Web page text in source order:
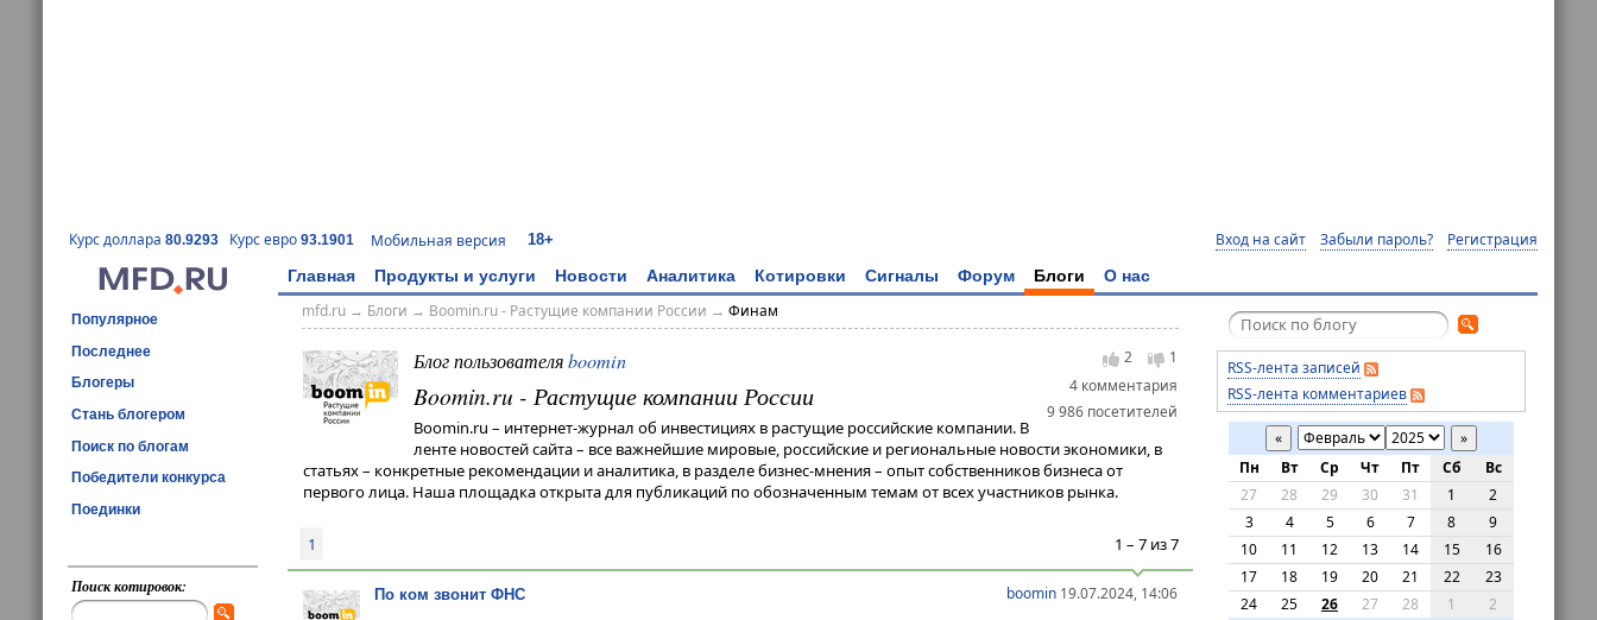
Курс доллара 80.9293 Курс евро 93.1901 Мобильная версия 18+ Вход на сайт Забыли пароль? Регистрация
Главная Продукты и услуги Новости Аналитика Котировки Сигналы Форум Блоги О нас
Популярное
Последнее
Блогеры
Стань блогером
Поиск по блогам
Победители конкурса
Поединки
Поиск котировок:
mfd.ru→ Блоги → Boomin.ru - Растущие компании России → Финам
2
1
4 комментария
9 986 посетителей
Блог пользователяboomin
Boomin.ru - Растущие компании России
Boomin.ru – интернет-журнал об инвестициях в растущие российские компании. В
ленте новостей сайта – все важнейшие мировые, российские и региональные новости экономики, в
статьях – конкретные рекомендации и аналитика, в разделе бизнес-мнения – опыт собственников бизнеса от
первого лица. Наша площадка открыта для публикаций по обозначенным темам от всех участников рынка.
1 – 7 из 7
1
boomin 19.07.2024, 14:06
По ком звонит ФНС
RSS-лента записей
RSS-лента комментариев
«
»
Пн
Вт Ср Чт Пт Сб
Вс
27
28 29 30 31 1
2
3
4 5 6 7 8
9
10
11 12 13 14 15
16
17
18 19 20 21 22
23
24
25 26 27 28 1 2